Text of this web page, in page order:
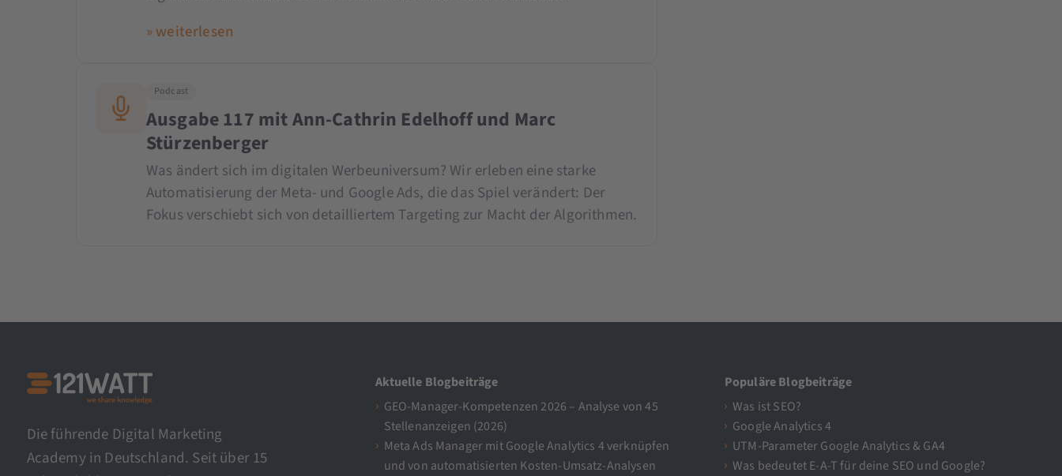
» weiterlesen
Podcast
Ausgabe 117 mit Ann-Cathrin Edelhoff und Marc
Stürzenberger
Was ändert sich im digitalen Werbeuniversum? Wir erleben eine starke
Automatisierung der Meta- und Google Ads, die das Spiel verändert: Der
Fokus verschiebt sich von detailliertem Targeting zur Macht der Algorithmen.
Die führende Digital Marketing
Academy in Deutschland. Seit über 15
Aktuelle Blogbeiträge
GEO-Manager-Kompetenzen 2026 – Analyse von 45
Stellenanzeigen (2026)
Meta Ads Manager mit Google Analytics 4 verknüpfen
und von automatisierten Kosten-Umsatz-Analysen
Populäre Blogbeiträge
Was ist SEO?
Google Analytics 4
UTM-Parameter Google Analytics & GA4
Was bedeutet E-A-T für deine SEO und Google?